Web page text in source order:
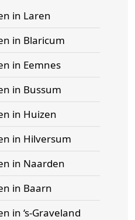
in Laren
in Blaricum
in Eemnes
in Bussum
in Huizen
in Hilversum
in Naarden
in Baarn
in ‘s-Graveland